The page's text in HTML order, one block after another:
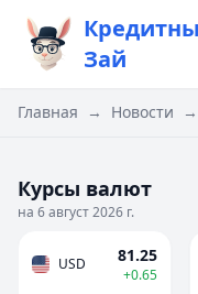
Зай
Главная → Новости →
Курсы валют
на 6 август 2026 г.
USD 81.25
+0.65